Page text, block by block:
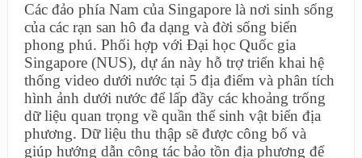
Các đảo phía Nam của Singapore là nơi sinh sống
của các rạn san hô đa dạng và đời sống biển
phong phú. Phối hợp với Đại học Quốc gia
Singapore (NUS), dự án này hỗ trợ triển khai hệ
thống video dưới nước tại 5 địa điểm và phân tích
hình ảnh dưới nước để lấp đầy các khoảng trống
dữ liệu quan trọng về quần thể sinh vật biển địa
phương. Dữ liệu thu thập sẽ được công bố và
giúp hướng dẫn công tác bảo tồn địa phương để